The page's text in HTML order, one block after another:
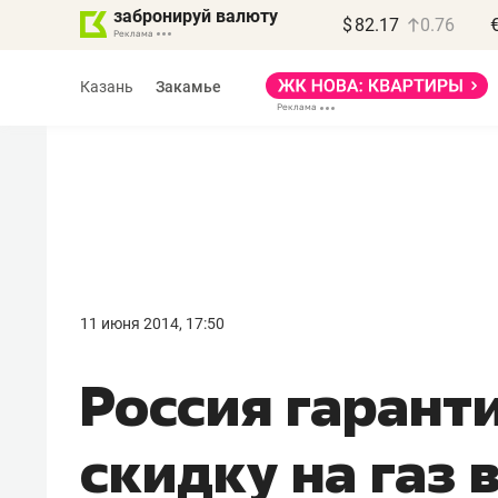
забронируй валюту $ 82.17 0.76
Казань Закамье
11 июня 2014, 17:50
Россия
скидку на газ
правил, бизнес может
потерять минимум